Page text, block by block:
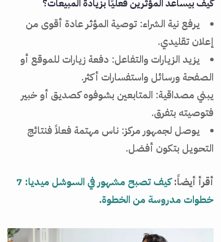
كيف بيساعد المؤثرين فعليًا بزيادة المبيعات؟
يرفع نية الشراء: توصية المؤثر عادة أقوى من
إعلان تقليدي.
يزيد الزيارات والتفاعل: دفعة زيارات للموقع أو
الصفحة ورسائل واستفسارات أكثر.
يبني مصداقية: المتابعين بشوفوه كصديق أو خبير
فتوصيته بتفرق.
يوصل لجمهور مركز: ناس مهتمة فعلاً فنتائج
التحويل بتكون أفضل.
أقرأ أيضاً:
كيف تصبح مشهور في السوشل ميديا: 7
خطوات مدروسة من الخطوة.